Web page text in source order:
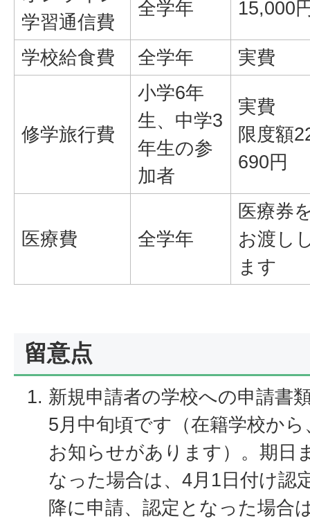
学習通信費
全学年 15,000
学校給食費 全学年 実費
修学旅行費
小学6年
生、中学3
年生の参
加者
実費
限度額
690円
医療費 全学年
医療券
お渡し
ます
留意点
新規申請者の学校への申請書
5月中旬頃です（在籍学校か
お知らせがあります）。期日
なった場合は、4月1日付け認
降に申請、認定となった場合